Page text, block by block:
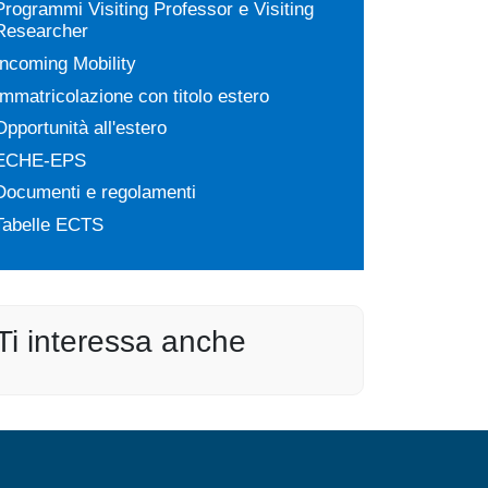
Visiting Professor e Visiting
Mobility
con titolo estero
all'estero
EPS
e regolamenti
ECTS
interessa anche